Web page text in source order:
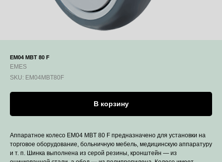
EM04 MBT 80 F
EMES
SKU: EM04MBT80F
В корзину
Аппаратное колесо EM04 MBT 80 F предназначено для установки на
торговое оборудование, больничную мебель, медицинскую аппаратуру
и т. п. Шинка выполнена из серой резины, кронштейн — из